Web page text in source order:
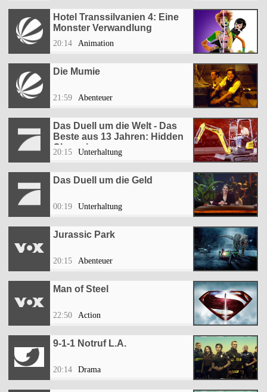
Hotel Transsilvanien 4: Eine
Monster Verwandlung
20:14 Animation
Die Mumie
21:59 Abenteuer
Das Duell um die Welt - Das
Beste aus 13 Jahren: Hidden
Champions
20:15 Unterhaltung
Das Duell um die Geld
00:19 Unterhaltung
Jurassic Park
20:15 Abenteuer
Man of Steel
22:50 Action
9-1-1 Notruf L.A.
20:14 Drama